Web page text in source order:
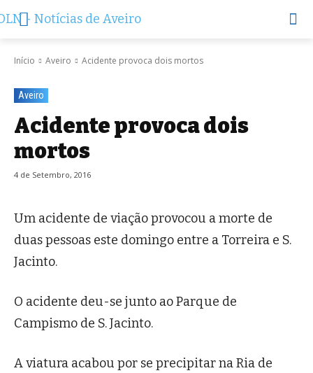
Início Aveiro Acidente provoca dois mortos
Aveiro
Acidente provoca dois
mortos
4 de Setembro, 2016
Um acidente de viação provocou a morte de
duas pessoas este domingo entre a Torreira e S.
Jacinto.
O acidente deu-se junto ao Parque de
Campismo de S. Jacinto.
A viatura acabou por se precipitar na Ria de